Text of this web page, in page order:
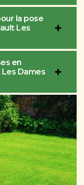
la pose
Les
en
Les Dames